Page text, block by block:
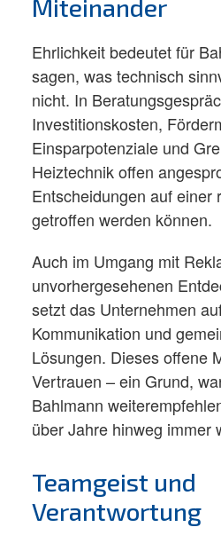
Miteinander
Ehrlichkeit bedeutet für
sagen, was technisch
nicht. In
Investitionskosten,
Einsparpotenziale und
Heiztechnik offen
Entscheidungen auf einer
getroffen werden können.​
Auch im Umgang mit
unvorhergesehenen
setzt das Unternehmen
Kommunikation und
Lösungen. Dieses offene
Vertrauen – ein Grund,
Bahlmann
über Jahre hinweg immer
Teamgeist und
Verantwortung